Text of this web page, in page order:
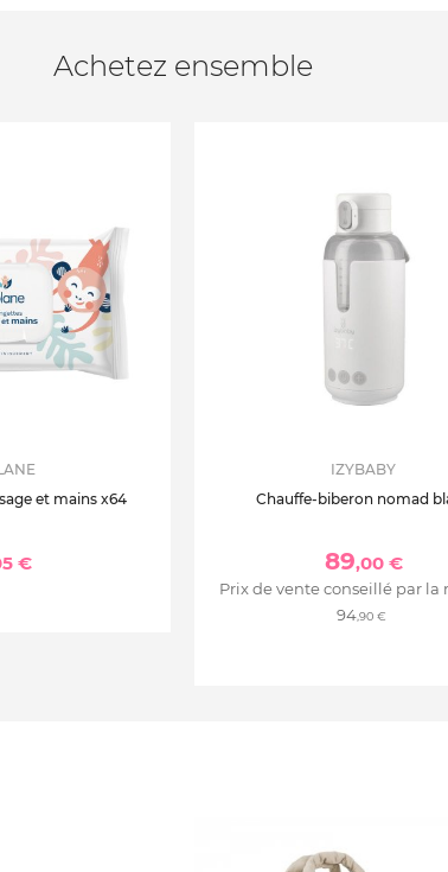
Achetez ensemble
et mains x64
€
IZYBABY
Chauffe-biberon nomad
89,00 €
Prix de vente conseillé par la
94,90 €